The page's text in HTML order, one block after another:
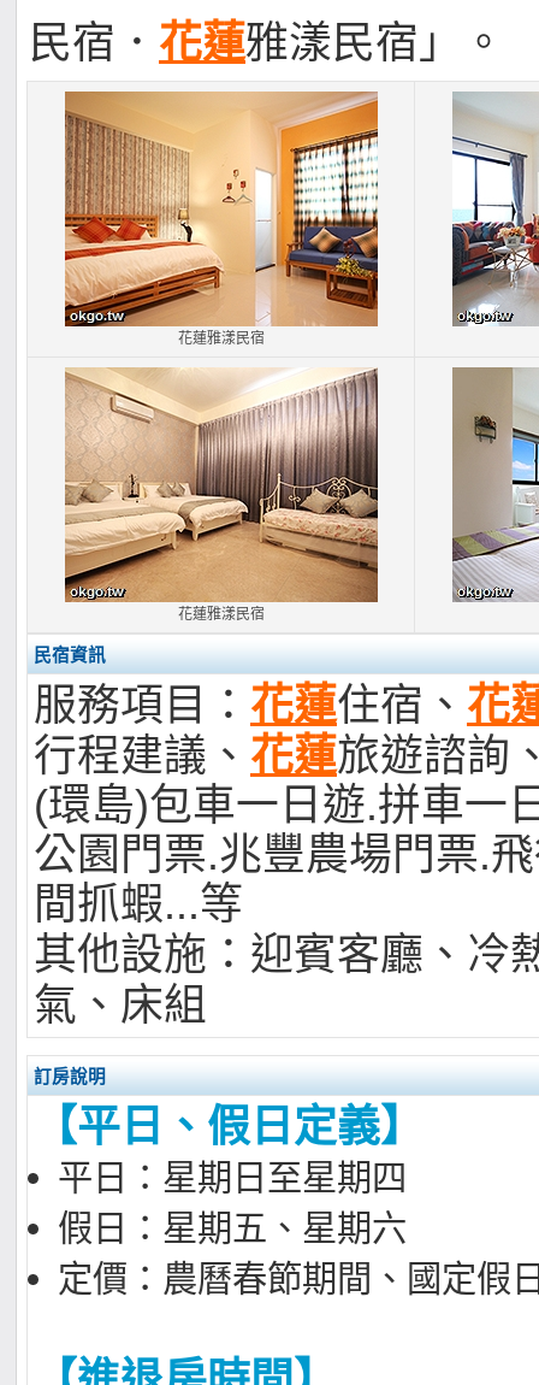
民宿． 花蓮雅漾民宿」。
花蓮雅漾民宿
花蓮雅漾民宿
民宿資訊
服務項目： 花蓮住宿、 花
行程建議、 花蓮旅遊諮詢
(環島)包車一日遊.拼車一
公園門票.兆豐農場門票.
間抓蝦...等
其他設施：迎賓客廳 、 冷
氣、床組
訂房說明
【平日、假日定義】
平日：星期日至星期四
假日：星期五、星期六
定價：農曆春節期間 、國定假